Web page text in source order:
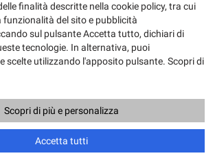
S.r.l., Tutti i diritti riservati -
privacy-Cookie Policy
finalità descritte nella cookie policy, tra cui
funzionalità del sito e pubblicità
sul pulsante Accetta tutto, dichiari di
tecnologie. In alternativa, puoi
scelte utilizzando l'apposito pulsante. Scopri di
Scopri di più e personalizza
Accetta tutti